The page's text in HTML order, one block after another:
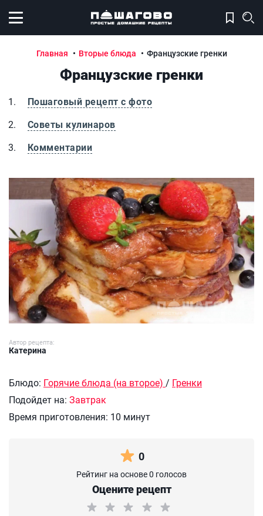
Открыть меню
Главная Вторые блюда Французские гренки
Французские гренки
Пошаговый рецепт с фото
Советы кулинаров
Комментарии
Французские гренки
Автор рецепта:
Катерина
Блюдо: Горячие блюда (на второе) / Гренки
Подойдет на: Завтрак
Время приготовления: 10 минут
0
Рейтинг на основе 0 голосов
Оцените рецепт